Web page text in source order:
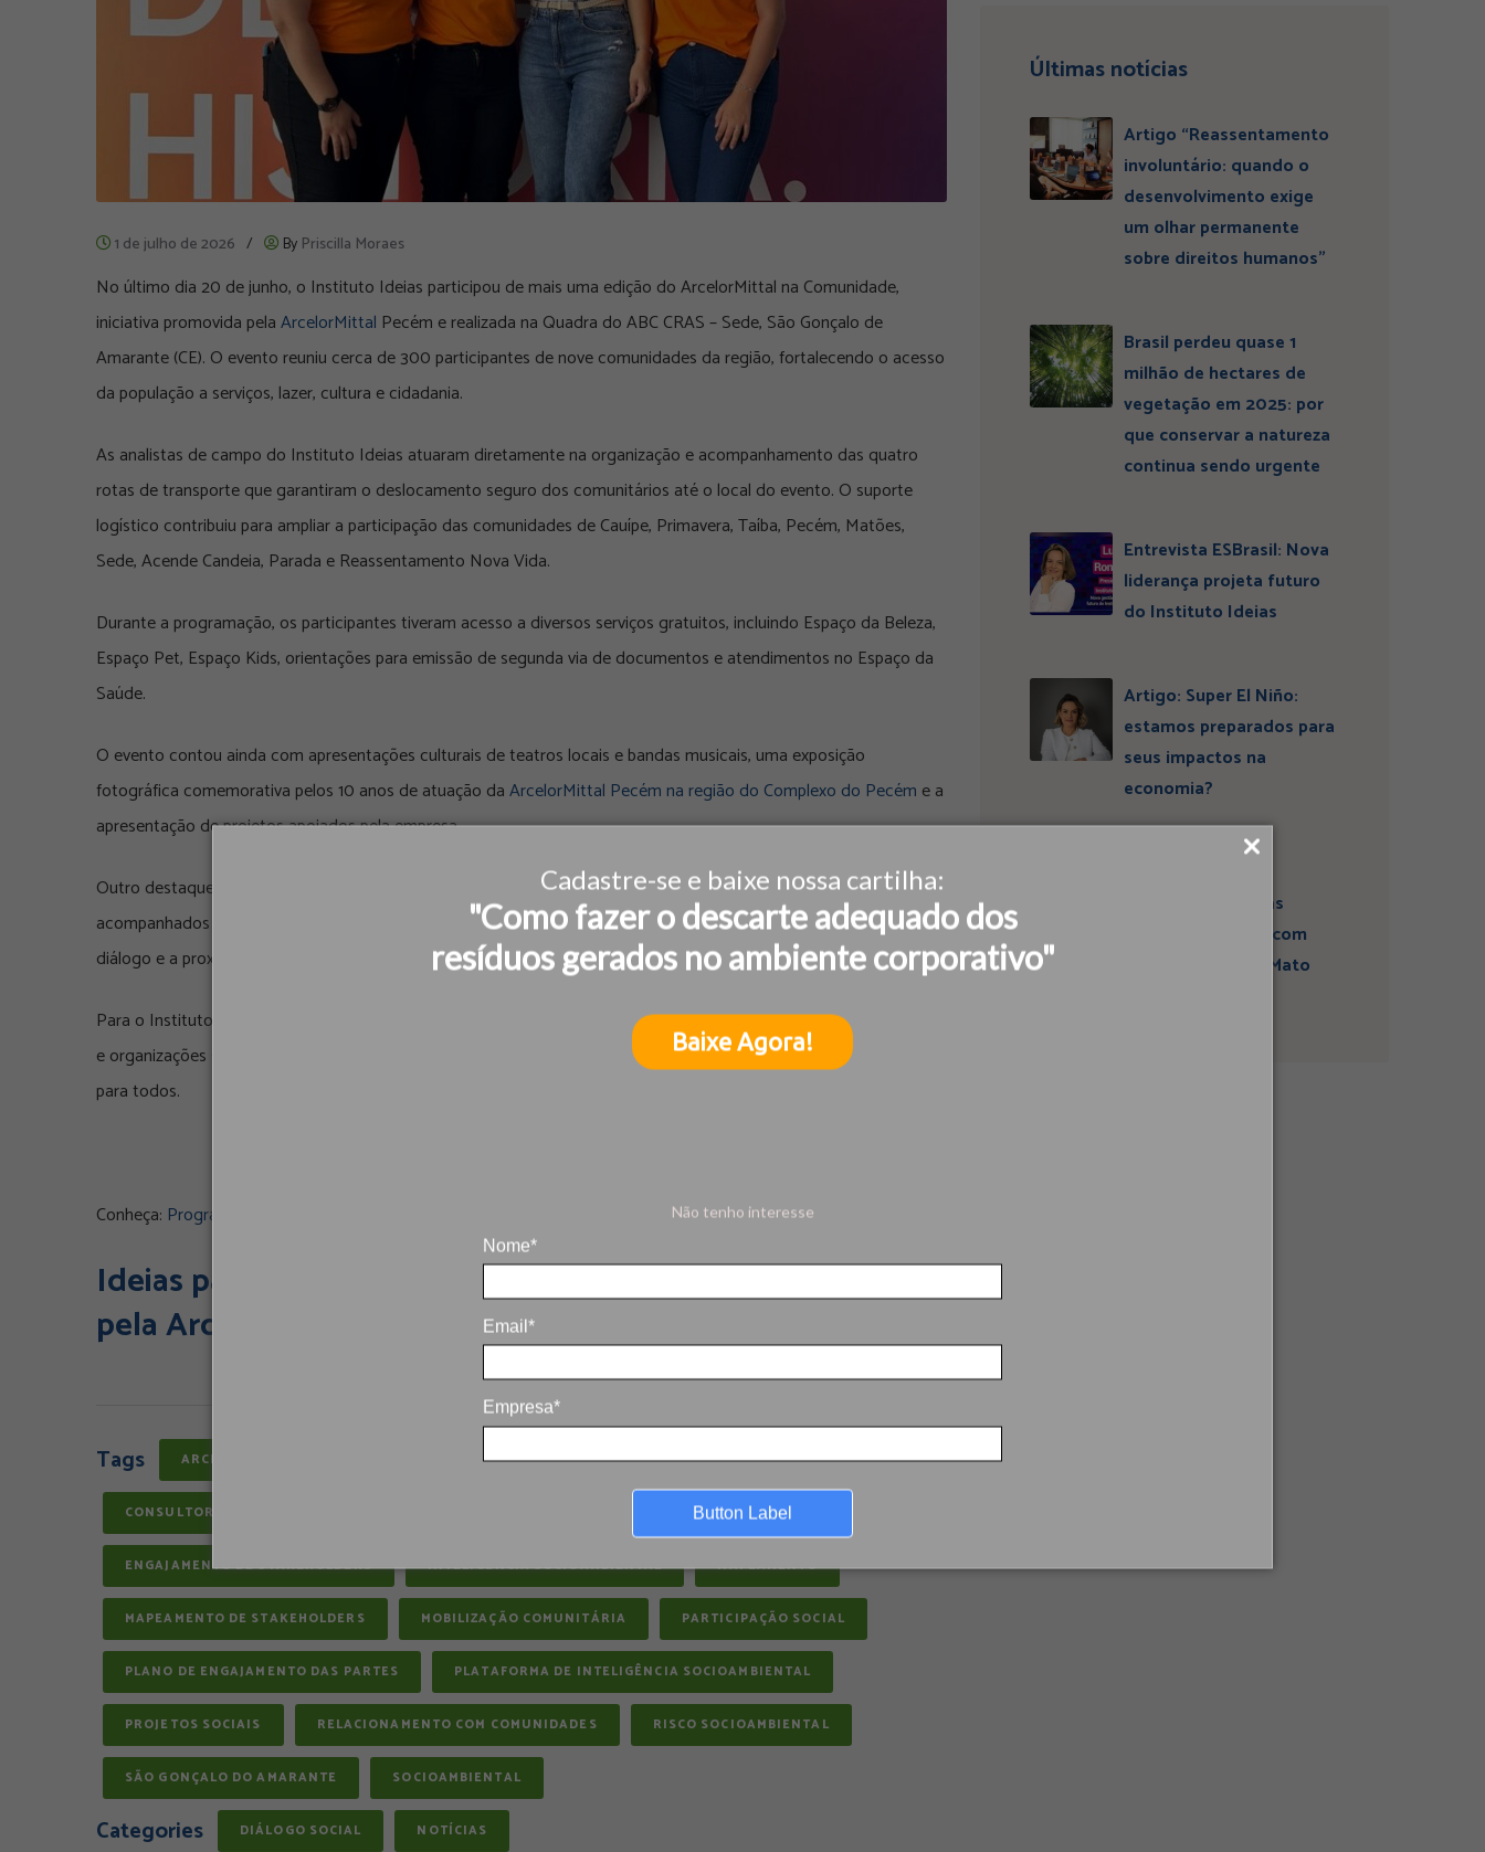
Cadastre-se e baixe nossa cartilha:
"Como fazer o descarte adequado dos
resíduos gerados no ambiente corporativo"
Baixe Agora!
Não tenho interesse
Nome*
Email*
Empresa*
Button Label
1 de julho de 2026 / By Priscilla Moraes
No último dia 20 de junho, o Instituto Ideias participou de mais uma edição do ArcelorMittal na Comunidade,
iniciativa promovida pelaArcelorMittal Pecém e realizada na Quadra do ABC CRAS – Sede, São Gonçalo de
Amarante (CE). O evento reuniu cerca de 300 participantes de nove comunidades da região, fortalecendo o acesso
da população a serviços, lazer, cultura e cidadania.
As analistas de campo do Instituto Ideias atuaram diretamente na organização e acompanhamento das quatro
rotas de transporte que garantiram o deslocamento seguro dos comunitários até o local do evento. O suporte
logístico contribuiu para ampliar a participação das comunidades de Cauípe, Primavera, Taíba, Pecém, Matões,
Sede, Acende Candeia, Parada e Reassentamento Nova Vida.
Durante a programação, os participantes tiveram acesso a diversos serviços gratuitos, incluindo Espaço da Beleza,
Espaço Pet, Espaço Kids, orientações para emissão de segunda via de documentos e atendimentos no Espaço da
Saúde.
O evento contou ainda com apresentações culturais de teatros locais e bandas musicais, uma exposição
fotográfica comemorativa pelos 10 anos de atuação daArcelorMittal Pecém na região do Complexo do Pecém e a
apresentação de projetos apoiados pela empresa.
Outro destaque foi a presença do Prefeito Municipal e da Secretária Municipal de Assistência Social,
acompanhados de importantes lideranças comunitárias e representantes de associações locais, reforçando o
diálogo e a proximidade entre a empresa e as comunidades.
Para o Instituto Ideias, ações como essa demonstram a importância da articulação entre empresas, comunidades
e organizações sociais na construção de territórios mais conectados, participativos e com melhores oportunidades
para todos.
Conheça: Programa de Diálogo Social – Pecém, Ceará
Ideias participa de Encontro de Lideranças 2026 realizado
pela ArcelorMittal Pecém
Tags ARCELORMITTAL PECÉM CIDADANIA COMUNICAÇÃO COMUNITÁRIA
CONSULTORIA ESG DESENVOLVIMENTO TERRITORIAL
ENGAJAMENTO DE STAKEHOLDERS INTELIGÊNCIA SOCIOAMBIENTAL MAPEAMENTO
MAPEAMENTO DE STAKEHOLDERS MOBILIZAÇÃO COMUNITÁRIA PARTICIPAÇÃO SOCIAL
PLANO DE ENGAJAMENTO DAS PARTES PLATAFORMA DE INTELIGÊNCIA SOCIOAMBIENTAL
PROJETOS SOCIAIS RELACIONAMENTO COM COMUNIDADES RISCO SOCIOAMBIENTAL
SÃO GONÇALO DO AMARANTE SOCIOAMBIENTAL
Categories DIÁLOGO SOCIAL NOTÍCIAS
Últimas notícias
Artigo “Reassentamento
involuntário: quando o
desenvolvimento exige
um olhar permanente
sobre direitos humanos”
Brasil perdeu quase 1
milhão de hectares de
vegetação em 2025: por
que conservar a natureza
continua sendo urgente
Entrevista ESBrasil: Nova
liderança projeta futuro
do Instituto Ideias
Artigo: Super El Niño:
estamos preparados para
seus impactos na
economia?
atividades sísmicas
fortalece diálogo com
comunidades em Mato